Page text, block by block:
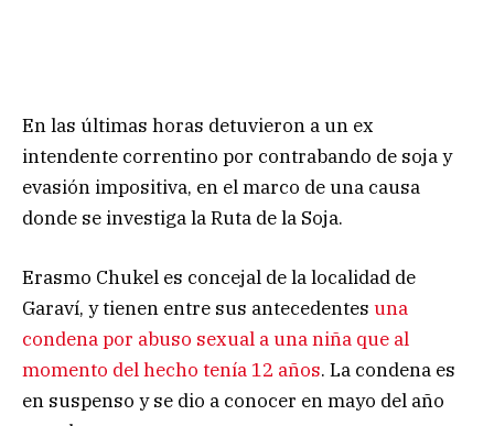
En las últimas horas detuvieron a un ex
intendente correntino por contrabando de soja y
evasión impositiva, en el marco de una causa
donde se investiga la Ruta de la Soja.
Erasmo Chukel es concejal de la localidad de
Garaví, y tienen entre sus antecedentes una
condena por abuso sexual a una niña que al
momento del hecho tenía 12 años. La condena es
en suspenso y se dio a conocer en mayo del año